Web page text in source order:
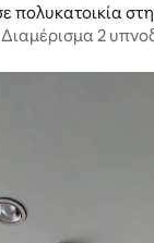
πολυκατοικία
2